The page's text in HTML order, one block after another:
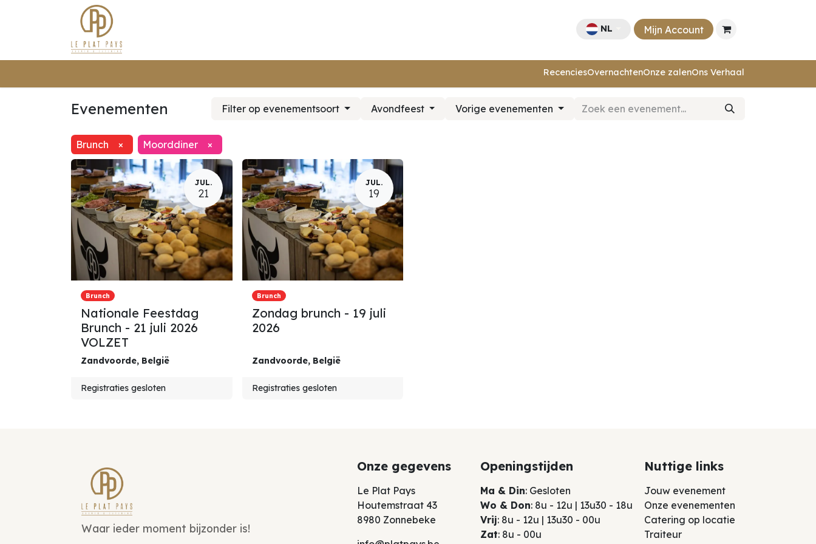
NL Mijn Account
RecenciesOvernachtenOnze zalenOns Verhaal
Evenementen Filter op evenementsoort Avondfeest Vorige evenementen
Brunch × Moorddiner ×
JUL.
21
Brunch
Nationale Feestdag
Brunch - 21 juli 2026
VOLZET
Zandvoorde, België
Registraties gesloten
JUL.
19
Brunch
Zondag brunch - 19 juli
2026
Zandvoorde, België
Registraties gesloten
Waar ieder moment bijzonder is!
Onze gegevens
Le Plat Pays
Houtemstraat 43
8980 Zonnebeke
Openingstijden
Ma & Din: Gesloten
Wo & Don: 8u - 12u | 13u30 - 18u
Vrij: 8u - 12u | 13u30 - 00u
Zat: 8u - 00u
Nuttige links
Jou​w evenement
Onze evenementen
Catering op locatie
Traiteur